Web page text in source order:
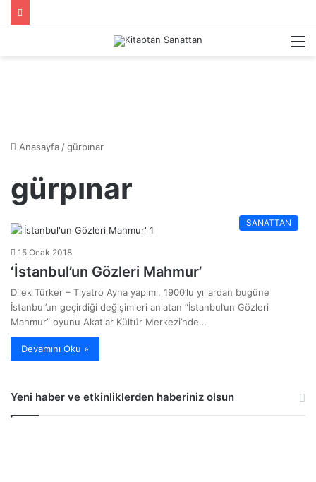
Anasayfa /gürpınar
gürpınar
SANATTAN
15 Ocak 2018
‘İstanbul’un Gözleri Mahmur’
Dilek Türker – Tiyatro Ayna yapımı, 1900’lu yıllardan bugüne
İstanbul’un geçirdiği değişimleri anlatan “İstanbul’un Gözleri
Mahmur” oyunu Akatlar Kültür Merkezi’nde…
Devamını Oku »
Yeni haber ve etkinliklerden haberiniz olsun